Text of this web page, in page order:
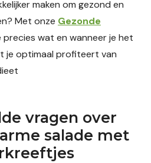
maken om gezond en
Met onze Gezonde
precies wat en wanneer je het
je optimaal profiteert van
vragen over
salade met